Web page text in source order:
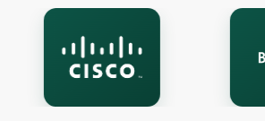
Ваше имя